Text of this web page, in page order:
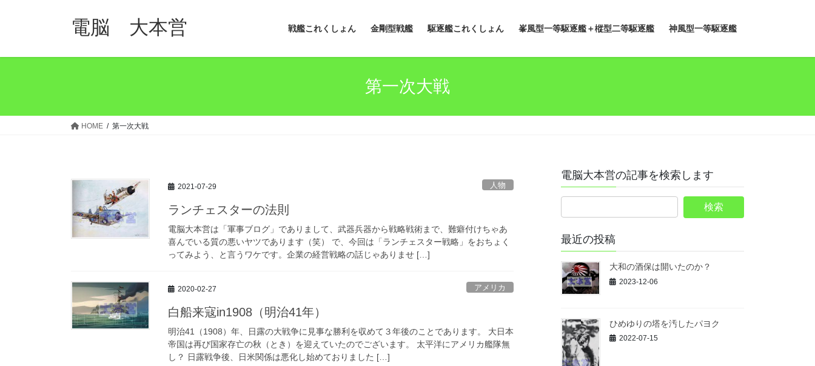
電脳 大本営 戦艦これくしょん 金剛型戦艦 駆逐艦これくしょん 峯風型一等駆逐艦＋樅型二等駆逐艦 神風型一等駆逐艦
第一次大戦
HOME 第一次大戦
2021-07-29 人物
ランチェスターの法則
電脳大本営は「軍事ブログ」でありまして、武器兵器から戦略戦術まで、難癖付けちゃあ
喜んでいる質の悪いヤツであります（笑） で、今回は「ランチェスター戦略」をおちょく
ってみよう、と言うワケです。企業の経営戦略の話じゃありませ […]
2020-02-27 アメリカ
白船来寇in1908（明治41年）
明治41（1908）年、日露の大戦争に見事な勝利を収めて３年後のことであります。 大日本
帝国は再び国家存亡の秋（とき）を迎えていたのでございます。 太平洋にアメリカ艦隊無
し？ 日露戦争後、日米関係は悪化し始めておりました […]
電脳大本営の記事を検索します
最近の投稿
大和の酒保は開いたのか？
2023-12-06
ひめゆりの塔を汚したパヨク
2022-07-15